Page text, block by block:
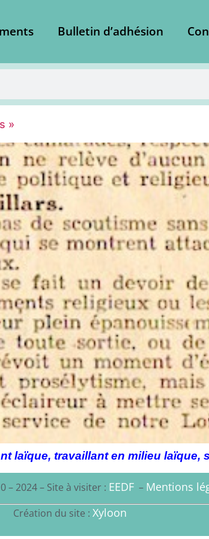
Bulletin d’adhésion
»
laïque, travaillant en milieu
– 2024 – Site à visiter : EEDF – Mentions
Création du site : Xyloon